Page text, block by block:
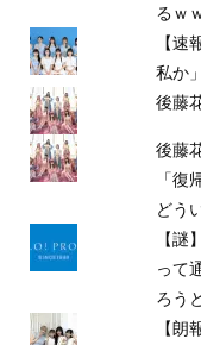
るｗ
【
私
後藤
後藤
「
どう
【
って
ろう
【